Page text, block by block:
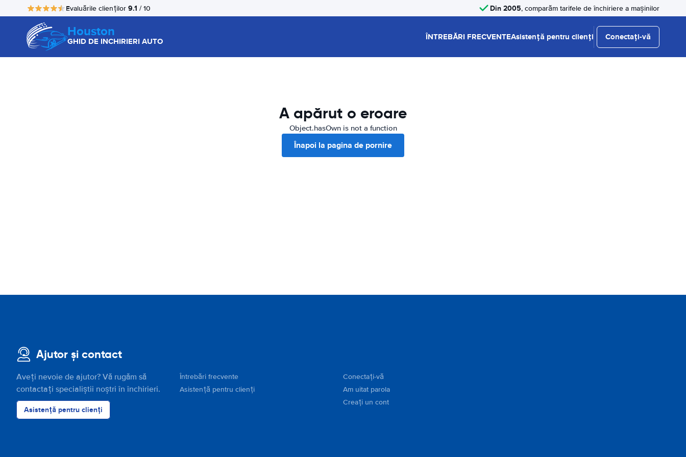
Evaluările clienților 9.1 / 10 Din 2005, comparăm tarifele de închiriere a mașinilor
Houston
GHID DE INCHIRIERI AUTO ÎNTREBĂRI FRECVENTEAsistență pentru clienți Conectați-vă
A apărut o eroare
Object.hasOwn is not a function
Înapoi la pagina de pornire
Ajutor și contact
Aveți nevoie de ajutor? Vă rugăm să
contactați specialiștii noștri în închirieri.
Asistență pentru clienți
Întrebări frecvente
Asistență pentru clienți
Conectați-vă
Am uitat parola
Creați un cont